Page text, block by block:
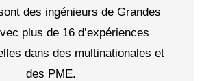
des ingénieurs de Grandes
plus de 16 d’expériences
dans des multinationales et
des PME.